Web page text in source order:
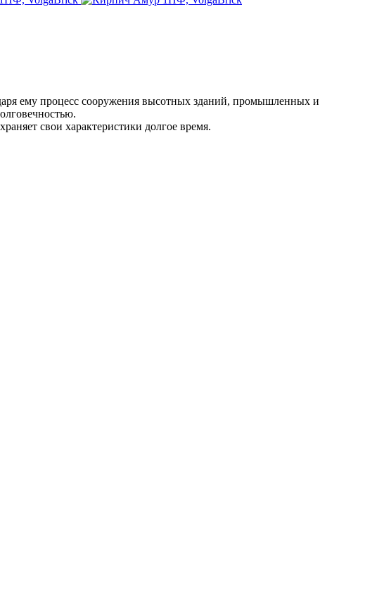
ему процесс сооружения высотных зданий, промышленных и
свои характеристики долгое время.